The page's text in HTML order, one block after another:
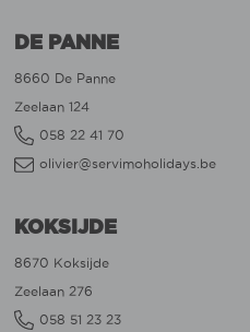
DE PANNE
8660 De Panne
Zeelaan 124
058 22 41 70
olivier@servimoholidays.be
KOKSIJDE
8670 Koksijde
Zeelaan 276
058 51 23 23